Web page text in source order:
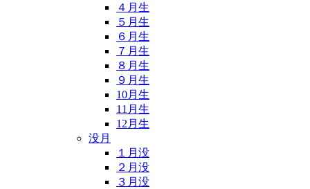
４月生
５月生
６月生
７月生
８月生
９月生
10月生
11月生
12月生
没月
１月没
２月没
３月没